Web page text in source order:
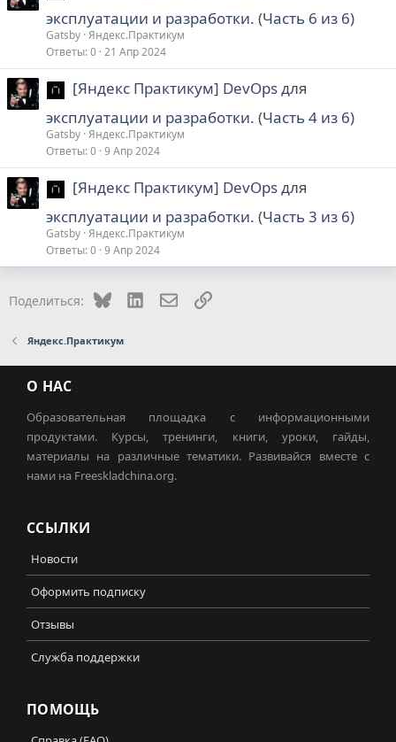
эксплуатации и разработки. (Часть 6 из 6)
Gatsby Яндекс.Практикум
Ответы 0 21 Апр 2024
[Яндекс Практикум] DevOps для
эксплуатации и разработки. (Часть 4 из 6)
Gatsby Яндекс.Практикум
Ответы 0 9 Апр 2024
[Яндекс Практикум] DevOps для
эксплуатации и разработки. (Часть 3 из 6)
Gatsby Яндекс.Практикум
Ответы 0 9 Апр 2024
Поделиться: Bluesky LinkedInЭлектронная почта
Ссылка
Яндекс.Практикум
О НАС
Образовательная площадка с информационными
продуктами. Курсы, тренинги, книги, уроки, гайды,
материалы на различные тематики. Развивайся вместе с
нами на Freeskladchina.org.
ССЫЛКИ
Новости
Оформить подписку
Отзывы
Служба поддержки
ПОМОЩЬ